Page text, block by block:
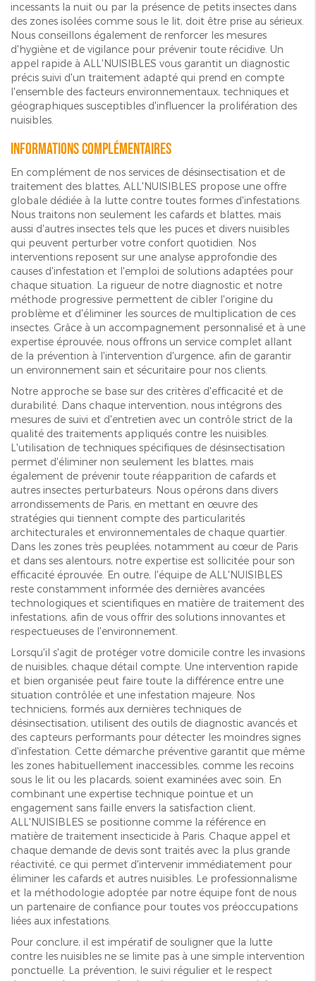
incessants la nuit ou par la présence de petits insectes dans
des zones isolées comme sous le lit, doit être prise au sérieux.
Nous conseillons également de renforcer les mesures
d'hygiène et de vigilance pour prévenir toute récidive. Un
appel rapide à ALL'NUISIBLES vous garantit un diagnostic
précis suivi d'un traitement adapté qui prend en compte
l'ensemble des facteurs environnementaux, techniques et
géographiques susceptibles d'influencer la prolifération des
nuisibles.
Informations complémentaires
En complément de nos services de désinsectisation et de
traitement des blattes, ALL'NUISIBLES propose une offre
globale dédiée à la lutte contre toutes formes d'infestations.
Nous traitons non seulement les cafards et blattes, mais
aussi d'autres insectes tels que les puces et divers nuisibles
qui peuvent perturber votre confort quotidien. Nos
interventions reposent sur une analyse approfondie des
causes d'infestation et l'emploi de solutions adaptées pour
chaque situation. La rigueur de notre diagnostic et notre
méthode progressive permettent de cibler l'origine du
problème et d'éliminer les sources de multiplication de ces
insectes. Grâce à un accompagnement personnalisé et à une
expertise éprouvée, nous offrons un service complet allant
de la prévention à l'intervention d'urgence, afin de garantir
un environnement sain et sécuritaire pour nos clients.
Notre approche se base sur des critères d'efficacité et de
durabilité. Dans chaque intervention, nous intégrons des
mesures de suivi et d'entretien avec un contrôle strict de la
qualité des traitements appliqués contre les nuisibles.
L'utilisation de techniques spécifiques de désinsectisation
permet d'éliminer non seulement les blattes, mais
également de prévenir toute réapparition de cafards et
autres insectes perturbateurs. Nous opérons dans divers
arrondissements de Paris, en mettant en œuvre des
stratégies qui tiennent compte des particularités
architecturales et environnementales de chaque quartier.
Dans les zones très peuplées, notamment au cœur de Paris
et dans ses alentours, notre expertise est sollicitée pour son
efficacité éprouvée. En outre, l'équipe de ALL'NUISIBLES
reste constamment informée des dernières avancées
technologiques et scientifiques en matière de traitement des
infestations, afin de vous offrir des solutions innovantes et
respectueuses de l'environnement.
Lorsqu'il s'agit de protéger votre domicile contre les invasions
de nuisibles, chaque détail compte. Une intervention rapide
et bien organisée peut faire toute la différence entre une
situation contrôlée et une infestation majeure. Nos
techniciens, formés aux dernières techniques de
désinsectisation, utilisent des outils de diagnostic avancés et
des capteurs performants pour détecter les moindres signes
d'infestation. Cette démarche préventive garantit que même
les zones habituellement inaccessibles, comme les recoins
sous le lit ou les placards, soient examinées avec soin. En
combinant une expertise technique pointue et un
engagement sans faille envers la satisfaction client,
ALL'NUISIBLES se positionne comme la référence en
matière de traitement insecticide à Paris. Chaque appel et
chaque demande de devis sont traités avec la plus grande
réactivité, ce qui permet d'intervenir immédiatement pour
éliminer les cafards et autres nuisibles. Le professionnalisme
et la méthodologie adoptée par notre équipe font de nous
un partenaire de confiance pour toutes vos préoccupations
liées aux infestations.
Pour conclure, il est impératif de souligner que la lutte
contre les nuisibles ne se limite pas à une simple intervention
ponctuelle. La prévention, le suivi régulier et le respect